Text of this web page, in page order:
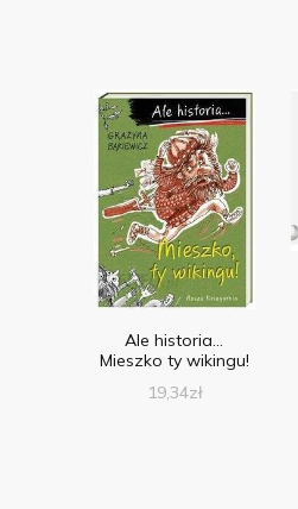
Ale historia…
Mieszko ty wikingu!
19,34zł